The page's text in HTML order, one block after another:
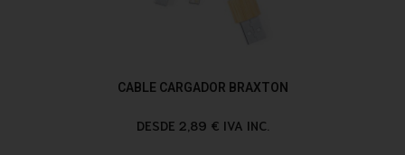
CABLE CARGADOR BRAXTON
DESDE 2,89 € IVA INC.